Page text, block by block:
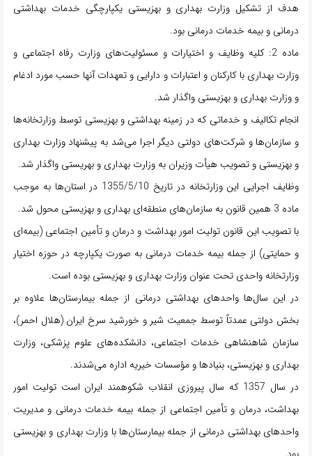
هدف از تشکیل وزارت بهداری و بهزیستی یکپارچگی خدمات بهداشتی
درمانی و بیمه خدمات درمانی بود.
ماده 2: کلیه وظایف و اختیارات و مسئولیت‌های وزارت رفاه اجتماعی و
وزارت بهداری با کارکنان و اعتبارات و دارایی و تعهدات آنها حسب مورد ادغام
و وزارت بهداری و بهزیستی واگذار شد.
انجام تکالیف و خدماتی که در زمینه بهداشتی و بهزیستی توسط وزارتخانه‌ها
و سازمان‌ها و شرکت‌های دولتی دیگر اجرا می‌شد به پیشنهاد وزارت بهداری
و بهزیستی و تصویب هیأت وزیران به وزارت بهداری و بهریستی واگذار شد.
وظایف اجرایی این وزارتخانه در تاریخ 1355/5/10 در استان‌ها به موجب
ماده 3 همین قانون به سازمان‌های منطقه‌ای بهداری و بهزیستی محول شد.
با تصویب این قانون تولیت امور بهداشت و درمان و تأمین اجتماعی (بیمه‌ای
و حمایتی) از جمله بیمه خدمات درمانی به صورت یکپارچه در حوزه اختیار
وزارتخانه واحدی تحت عنوان وزارت بهداری و بهزیستی بوده است.
در این سال‌ها واحدهای بهداشتی درمانی از جمله بیمارستان‌ها علاوه بر
بخش دولتی عمدتاً توسط جمعیت شیر و خورشید سرخ ایران (هلال احمر)،
سازمان شاهنشاهی خدمات اجتماعی، دانشکده‌های علوم پزشکی، وزارت
بهداری و بهزیستی، بنیادها و مؤسسات خیریه اداره می‌شدند.
در سال 1357 که سال پیروزی انقلاب شکوهمند ایران است تولیت امور
بهداشت، درمان و تأمین اجتماعی از جمله بیمه خدمات درمانی و مدیریت
واحدهای بهداشتی درمانی از جمله بیمارستان‌ها با وزارت بهداری و بهزیستی